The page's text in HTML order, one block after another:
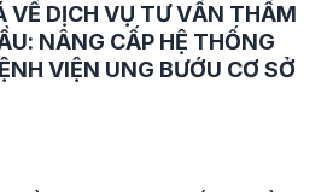
VỀ DỊCH VỤ TƯ VẤN THẨM
NÂNG CẤP HỆ THỐNG
VIỆN UNG BƯỚU CƠ SỞ